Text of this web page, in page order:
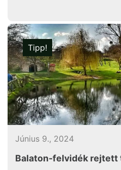
Tipp!
Június 9., 2024
Balaton-felvidék rejtett